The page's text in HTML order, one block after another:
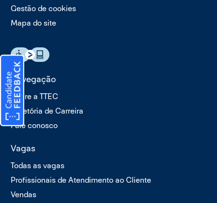
Gestão de cookies
Mapa do site
Navegação
Sobre a TTEC
Trajetória de Carreira
Fale conosco
Vagas
Todas as vagas
Profissionais de Atendimento ao Cliente
Vendas